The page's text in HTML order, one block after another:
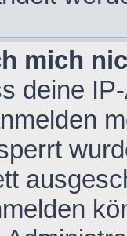
mich
deine